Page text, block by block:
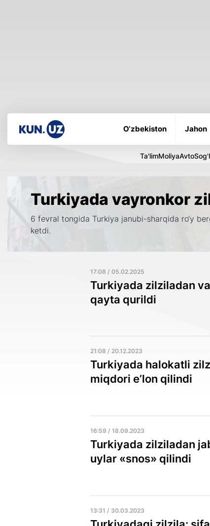
O‘zbekiston Jahon
Ta'limMoliyaAvto
Turkiyada vayronkor
6 fevral tongida Turkiya janubi-sharqida ro‘y
ketdi.
17:08 / 05.02.2025
Turkiyada zilziladan
qayta qurildi
21:08 / 20.12.2023
Turkiyada halokatli
miqdori e’lon qilindi
16:59 / 18.09.2023
Turkiyada zilziladan
uylar «snos» qilindi
13:31 / 30.03.2023